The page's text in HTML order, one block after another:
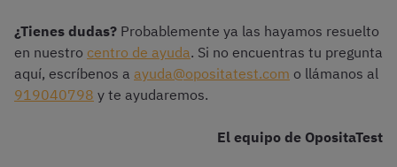
¿Tienes dudas? Probablemente ya las hayamos resuelto
en nuestro centro de ayuda. Si no encuentras tu pregunta
aquí, escríbenos a ayuda@opositatest.com o llámanos al
919040798 y te ayudaremos.
El equipo de OpositaTest